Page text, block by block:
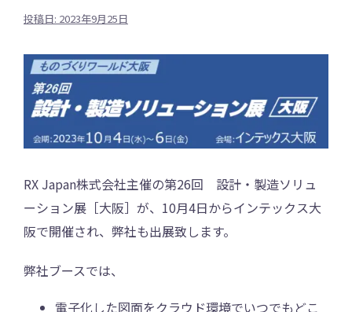
投稿日: 2023年9月25日
RX Japan株式会社主催の第26回 設計・製造ソリュ
ーション展［大阪］が、10月4日からインテックス大
阪で開催され、弊社も出展致します。
弊社ブースでは、
電子化した図面をクラウド環境でいつでもどこ